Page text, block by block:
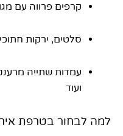
קרפים פרווה עם
סלטים, ירקות
עמדות שתייה
ועוד
למה לבחור בטרפת